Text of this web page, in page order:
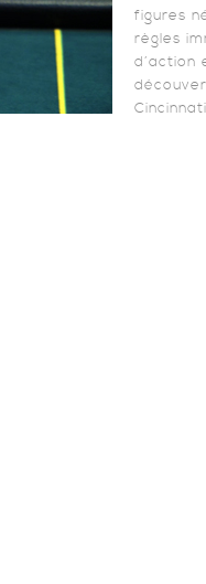
figures
règles
d’action